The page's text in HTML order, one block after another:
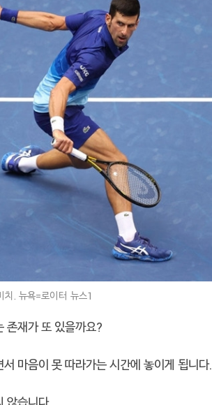
. 뉴욕=로이터 뉴스1
존재가 또 있을까요?
마음이 못 따라가는 시간에 놓이게 됩니다.